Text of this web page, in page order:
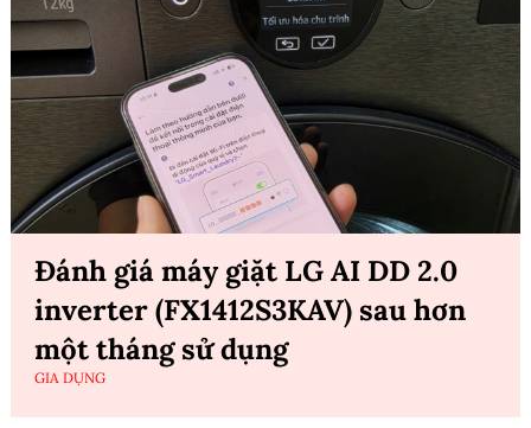
Đánh giá máy giặt LG AI DD 2.0
inverter (FX1412S3KAV) sau hơn
một tháng sử dụng
GIA DỤNG